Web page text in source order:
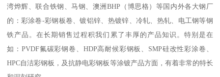
湾烨辉、联合铁钢、马钢、澳洲BHP（博思格）等国内外各大钢厂
的：彩涂卷-彩钢板卷、镀铝锌、热镀锌、冷轧、热轧、电工钢等钢
铁产品。在长期销售过程积我们累了丰厚的产品知识。特别是在
如：PVDF氟碳彩钢卷、HDP高耐候彩钢板、SMP硅改性彩涂卷、
HPC自洁彩钢板，及抗静电彩钢板等涂镀产品方面，有着非常的特长